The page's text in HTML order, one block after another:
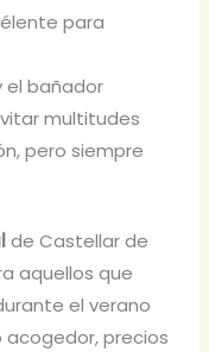
para
el bañador
multitudes
pero siempre
de Castellar de
aquellos que
el verano
acogedor, precios